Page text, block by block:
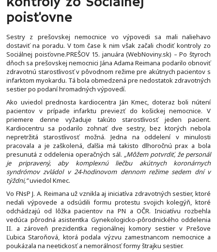
poisťovne
Sestry z prešovskej nemocnice vo výpovedi sa mali naliehavo
dostaviť na poradu. V tom čase k nim však začali chodiť kontroly zo
Sociálnej poisťovne.PREŠOV 15. januára (WebNoviny.sk) – Po štyroch
dňoch sa prešovskej nemocnici Jána Adama Reimana podarilo obnoviť
zdravotnú starostlivosť v pôvodnom režime pre akútnych pacientov s
infarktom myokardu. Tá bola obmedzená pre nedostatok zdravotných
sestier po podaní hromadných výpovedí.
Ako uviedol prednosta kardiocentra Ján Kmec, doteraz boli nútení
pacientov v prípade infarktu previezť do košickej nemocnice. V
priemere denne vyžaduje takúto starostlivosť jeden pacient.
Kardiocentru sa podarilo zohnať dve sestry, bez ktorých nebola
nepretržitá starostlivosť možná. Jedna na oddelení v minulosti
pracovala a je zaškolená, ďalšia má takisto dlhoročnú prax a bola
presunutá z oddelenia operačných sál. „Môžem potvrdiť, že personál
je pripravený, aby komplexnú liečbu akútnych koronárnych
syndrómov zvládol v 24-hodinovom dennom režime sedem dní v
týždni,“uviedol Kmec.
Vo FNsP J. A. Reimana už vznikla aj iniciatíva zdravotných sestier, ktoré
nedali výpovede a odsúdili formu protestu svojich kolegýň, ktoré
odchádzajú od lôžka pacientov na PN a OČR. Iniciatívu rozbehla
vedúca pôrodná asistentka Gynekologicko-pôrodnického oddelenia
II. a zároveň prezidentka regionálnej komory sestier v Prešove
Ľubica Staroňová, ktorá podala výzvu zamestnancom nemocnice a
poukázala na neetickosť a nemorálnosť formy štrajku sestier.